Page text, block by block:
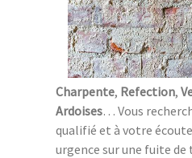
Charpente, Refection,
Ardoises… Vous
qualifié et à votre
urgence sur une fuite de